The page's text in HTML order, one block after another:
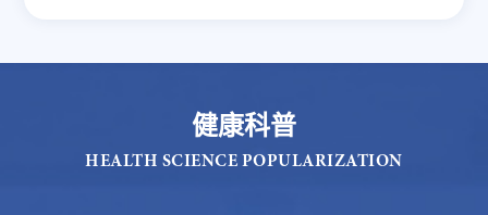
健康科普
HEALTH SCIENCE POPULARIZATION